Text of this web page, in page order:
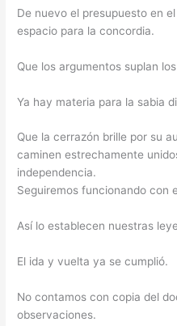
De nuevo el presupuesto en
espacio para la concordia.
Que los argumentos suplan
Ya hay materia para la sabia
Que la cerrazón brille por su
caminen estrechamente
independencia.
Seguiremos funcionando con
Así lo establecen nuestras
El ida y vuelta ya se cumplió.
No contamos con copia del
observaciones.